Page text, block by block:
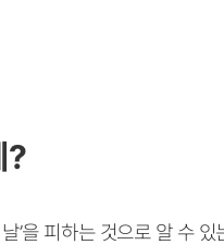
?
’을 피하는 것으로 알 수